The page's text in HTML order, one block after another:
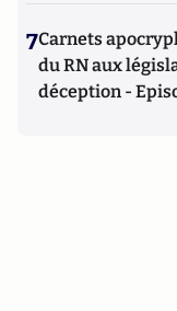
7Carnets
du RN aux
déception -